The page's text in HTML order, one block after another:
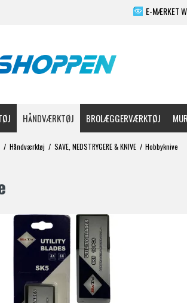
E-MÆRKET
HÅNDVÆRKTØJ BROLÆGGERVÆRKTØJ
/ Håndværktøj / SAVE, NEDSTRYGERE & KNIVE / Hobbyknive